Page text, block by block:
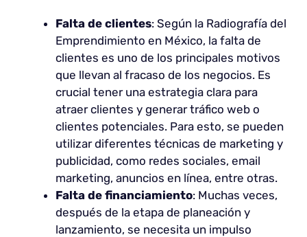
Falta de clientes: Según la Radiografía del
Emprendimiento en México, la falta de
clientes es uno de los principales motivos
que llevan al fracaso de los negocios. Es
crucial tener una estrategia clara para
atraer clientes y generar tráfico web o
clientes potenciales. Para esto, se pueden
utilizar diferentes técnicas de marketing y
publicidad, como redes sociales, email
marketing, anuncios en línea, entre otras.
Falta de financiamiento: Muchas veces,
después de la etapa de planeación y
lanzamiento, se necesita un impulso